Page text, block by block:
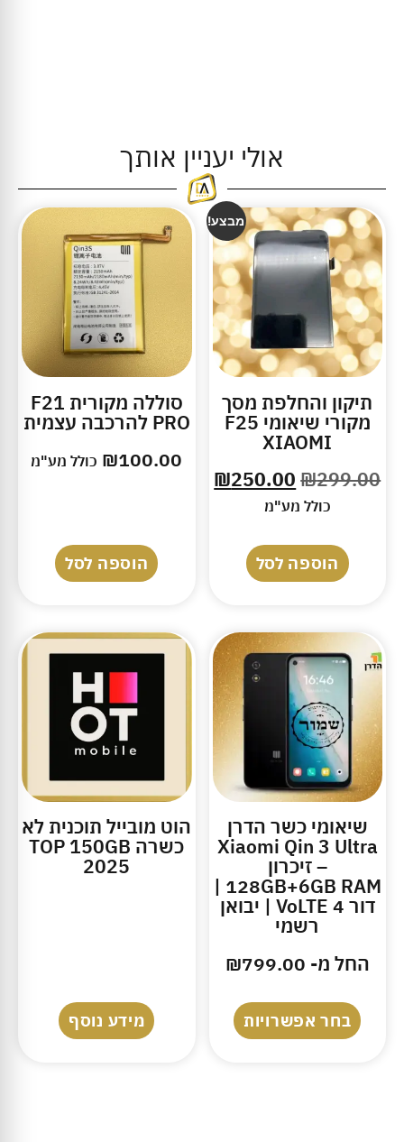
אולי יעניין אותך
מבצע!
תיקון והחלפת מסך
מקורי שיאומי F25
XIAOMI
₪299.00
₪250.00
כולל מע"מ
הוספה לסל
סוללה מקורית F21
PRO להרכבה עצמית
₪100.00 כולל מע"מ
הוספה לסל
שיאומי כשר הדרן
Xiaomi Qin 3 Ultra
– זיכרון
128GB+6GB RAM |
דור 4 VoLTE | יבואן
רשמי
החל מ-
₪799.00
בחר אפשרויות
הוט מובייל תוכנית לא
כשרה TOP 150GB
2025
מידע נוסף